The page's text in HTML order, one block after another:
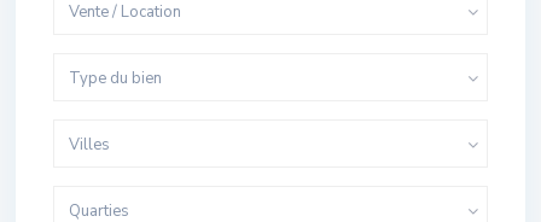
Vente / Location
Type du bien
Villes
Quarties